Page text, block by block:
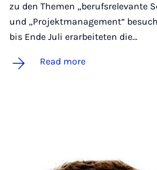
zu den Themen „berufsrelevante
und „Projektmanagement“
bis Ende Juli erarbeiteten die…
Read more